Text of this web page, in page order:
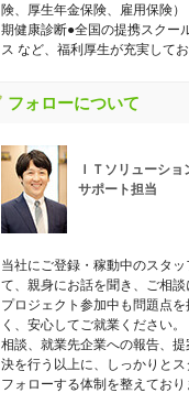
険、厚生年金保険、雇用保険
期健康診断●全国の提携スクー
ス など、福利厚生が充実してお
フォローについて
ＩＴソリューシ
サポート担当
当社にご登録・稼動中のスタッ
て、親身にお話を聞き、ご相談
プロジェクト参加中も問題点
く、安心してご就業ください。
相談、就業先企業への報告、
決を行う以上に、しっかりとス
フォローする体制を整えており